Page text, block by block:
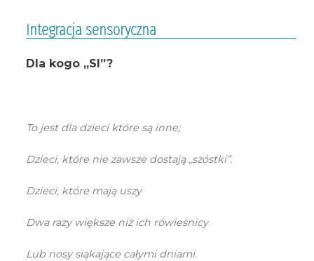
Integracja sensoryczna
Dla kogo „SI”?
To jest dla dzieci które są inne;
Dzieci, które nie zawsze dostają „szóstki”.
Dzieci, które mają uszy
Dwa razy większe niż ich rówieśnicy
Lub nosy siąkające całymi dniami.